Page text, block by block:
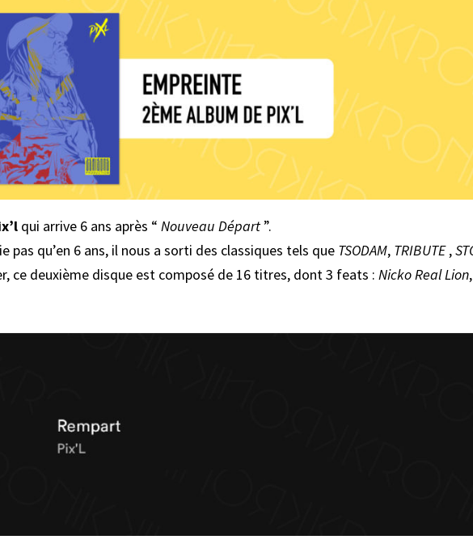
qui arrive 6 ans après “Nouveau Départ”.
pas qu’en 6 ans, il nous a sorti des classiques tels que TSODAM, TRIBUTE,
ce deuxième disque est composé de 16 titres, dont 3 feats :Nicko Real Lion,